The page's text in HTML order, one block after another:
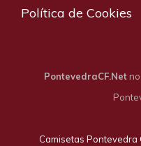
Política de Cookies
PontevedraCF.Netno
Camisetas Pontevedra